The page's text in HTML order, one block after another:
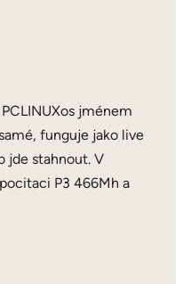
jménem
funguje jako live
jde stahnout. V
P3 466Mh a